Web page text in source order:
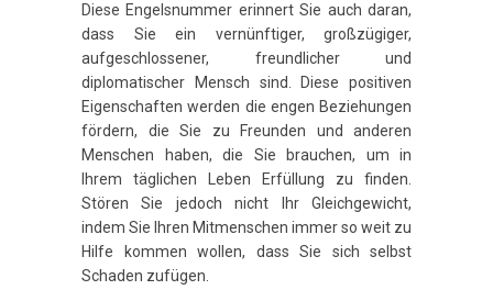
Diese Engelsnummer erinnert Sie auch daran,
dass Sie ein vernünftiger, großzügiger,
aufgeschlossener, freundlicher und
diplomatischer Mensch sind. Diese positiven
Eigenschaften werden die engen Beziehungen
fördern, die Sie zu Freunden und anderen
Menschen haben, die Sie brauchen, um in
Ihrem täglichen Leben Erfüllung zu finden.
Stören Sie jedoch nicht Ihr Gleichgewicht,
indem Sie Ihren Mitmenschen immer so weit zu
Hilfe kommen wollen, dass Sie sich selbst
Schaden zufügen.